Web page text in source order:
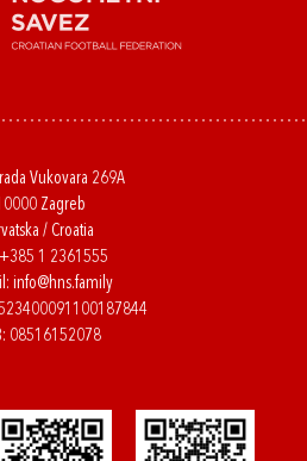
Vukovara 269A
Zagreb
/ Croatia
+385 1 2361555
info@hns.family
08516152078